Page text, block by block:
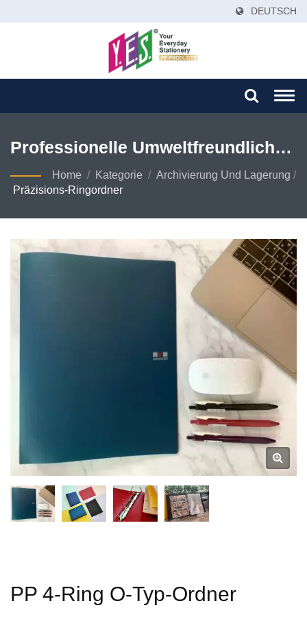
DEUTSCH
Professionelle Umweltfreundliche
PP 4-Ring-Ordnerlösungen
Home / Kategorie / Archivierung Und Lagerung /
Präzisions-Ringordner
PP 4-Ring O-Typ-Ordner